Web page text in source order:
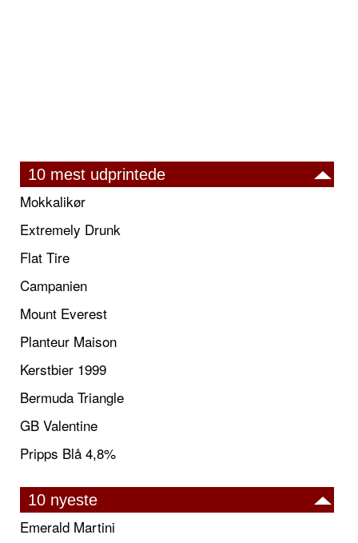
10 mest udprintede
Mokkalikør
Extremely Drunk
Flat Tire
Campanien
Mount Everest
Planteur Maison
Kerstbier 1999
Bermuda Triangle
GB Valentine
Pripps Blå 4,8%
10 nyeste
Emerald Martini